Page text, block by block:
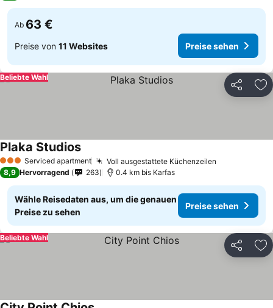
Ab 63 €
Preise von 11 Websites Preise sehen
Teilen
Beliebte Wahl
3 SterneServiced apartment Voll ausgestattete Küchenzeilen
Plaka Studios
8,9 Hervorragend 263 0.4 km bis Karfas
Wähle Reisedaten aus, um die genauen
Preise zu sehen
Preise sehen
Teilen
Beliebte Wahl